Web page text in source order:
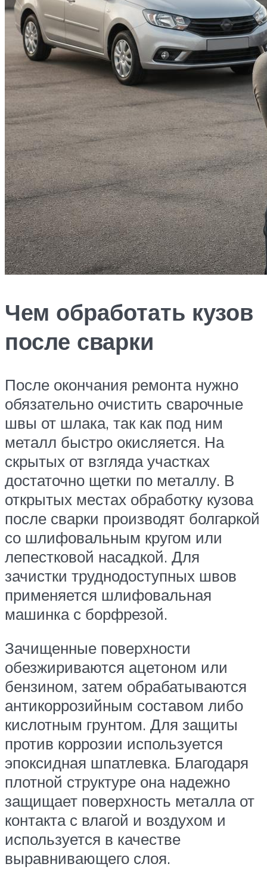
Чем обработать кузов
после сварки
После окончания ремонта нужно
обязательно очистить сварочные
швы от шлака, так как под ним
металл быстро окисляется. На
скрытых от взгляда участках
достаточно щетки по металлу. В
открытых местах обработку кузова
после сварки производят болгаркой
со шлифовальным кругом или
лепестковой насадкой. Для
зачистки труднодоступных швов
применяется шлифовальная
машинка с борфрезой.
Зачищенные поверхности
обезжириваются ацетоном или
бензином, затем обрабатываются
антикоррозийным составом либо
кислотным грунтом. Для защиты
против коррозии используется
эпоксидная шпатлевка. Благодаря
плотной структуре она надежно
защищает поверхность металла от
контакта с влагой и воздухом и
используется в качестве
выравнивающего слоя.